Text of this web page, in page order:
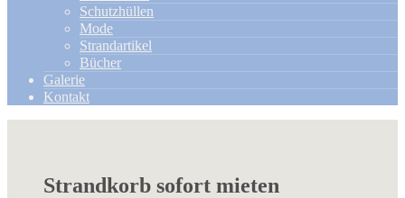
Schutzhüllen
Mode
Strandartikel
Bücher
Galerie
Kontakt
Strandkorb sofort mieten